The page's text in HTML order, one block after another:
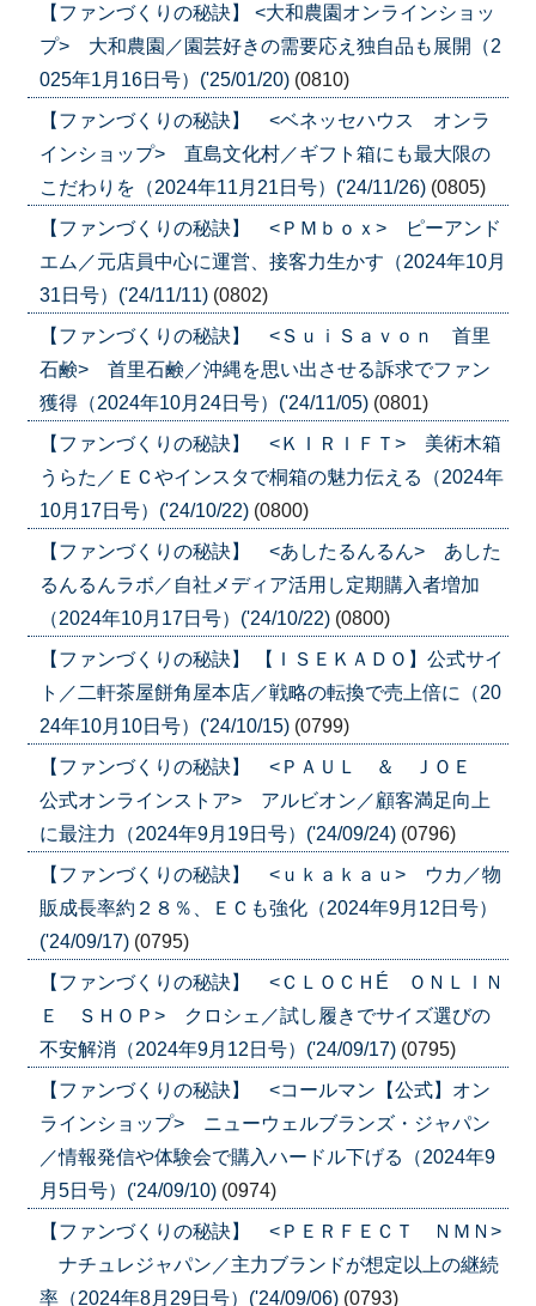
【ファンづくりの秘訣】 <大和農園オンラインショッ
プ> 大和農園／園芸好きの需要応え独自品も展開（2
025年1月16日号）('25/01/20) (0810)
【ファンづくりの秘訣】 <ベネッセハウス オンラ
インショップ> 直島文化村／ギフト箱にも最大限の
こだわりを（2024年11月21日号）('24/11/26) (0805)
【ファンづくりの秘訣】 <ＰＭｂｏｘ> ピーアンド
エム／元店員中心に運営、接客力生かす（2024年10月
31日号）('24/11/11) (0802)
【ファンづくりの秘訣】 <ＳｕｉＳａｖｏｎ 首里
石鹸> 首里石鹸／沖縄を思い出させる訴求でファン
獲得（2024年10月24日号）('24/11/05) (0801)
【ファンづくりの秘訣】 <ＫＩＲＩＦＴ> 美術木箱
うらた／ＥＣやインスタで桐箱の魅力伝える（2024年
10月17日号）('24/10/22) (0800)
【ファンづくりの秘訣】 <あしたるんるん> あした
るんるんラボ／自社メディア活用し定期購入者増加
（2024年10月17日号）('24/10/22) (0800)
【ファンづくりの秘訣】 【ＩＳＥＫＡＤＯ】公式サイ
ト／二軒茶屋餅角屋本店／戦略の転換で売上倍に（20
24年10月10日号）('24/10/15) (0799)
【ファンづくりの秘訣】 <ＰＡＵＬ ＆ ＪＯＥ
公式オンラインストア> アルビオン／顧客満足向上
に最注力（2024年9月19日号）('24/09/24) (0796)
【ファンづくりの秘訣】 <ｕｋａｋａｕ> ウカ／物
販成長率約２８％、ＥＣも強化（2024年9月12日号）
('24/09/17) (0795)
【ファンづくりの秘訣】 <ＣＬＯＣＨÉ ＯＮＬＩＮ
Ｅ ＳＨＯＰ> クロシェ／試し履きでサイズ選びの
不安解消（2024年9月12日号）('24/09/17) (0795)
【ファンづくりの秘訣】 <コールマン【公式】オン
ラインショップ> ニューウェルブランズ・ジャパン
／情報発信や体験会で購入ハードル下げる（2024年9
月5日号）('24/09/10) (0974)
【ファンづくりの秘訣】 <ＰＥＲＦＥＣＴ ＮＭＮ>
ナチュレジャパン／主力ブランドが想定以上の継続
率（2024年8月29日号）('24/09/06) (0793)